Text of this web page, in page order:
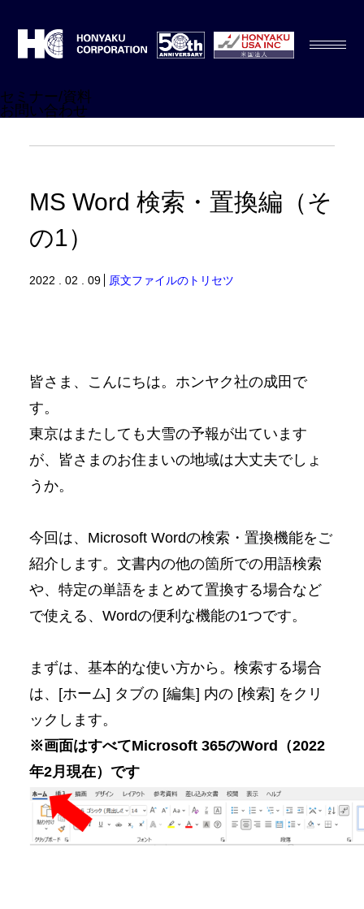
セミナー/資料
お問い合わせ
MS Word 検索・置換編（そ
の1）
2022 . 02 . 09 原文ファイルのトリセツ
皆さま、こんにちは。ホンヤク社の成田で
す。
東京はまたしても大雪の予報が出ています
が、皆さまのお住まいの地域は大丈夫でしょ
うか。
今回は、Microsoft Wordの検索・置換機能をご
紹介します。文書内の他の箇所での用語検索
や、特定の単語をまとめて置換する場合など
で使える、Wordの便利な機能の1つです。
まずは、基本的な使い方から。検索する場合
は、[ホーム] タブの [編集] 内の [検索] をクリ
ックします。
※画面はすべてMicrosoft 365のWord（2022
年2月現在）です